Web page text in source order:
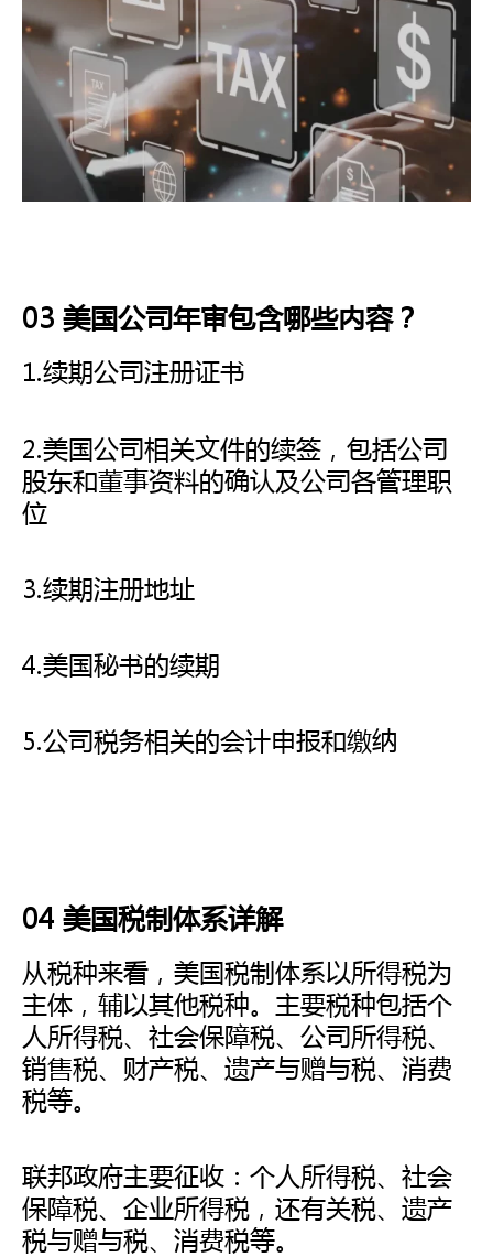
03 美国公司年审包含哪些内容？
1.续期公司注册证书
2.美国公司相关文件的续签，包括公司
股东和董事资料的确认及公司各管理职
位
3.续期注册地址
4.美国秘书的续期
5.公司税务相关的会计申报和缴纳
04 美国税制体系详解
从税种来看，美国税制体系以所得税为
主体，辅以其他税种。主要税种包括个
人所得税、社会保障税、公司所得税、
销售税、财产税、遗产与赠与税、消费
税等。
联邦政府主要征收：个人所得税、社会
保障税、企业所得税，还有关税、遗产
税与赠与税、消费税等。